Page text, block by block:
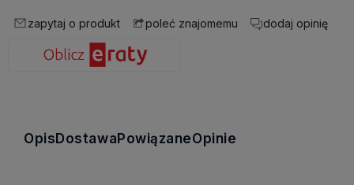
zapytaj o produkt poleć znajomemu dodaj opinię
OpisDostawaPowiązaneOpinie